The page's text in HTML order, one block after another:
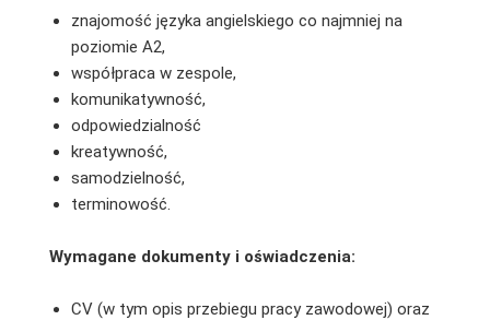
znajomość języka angielskiego co najmniej na
poziomie A2,
współpraca w zespole,
komunikatywność,
odpowiedzialność
kreatywność,
samodzielność,
terminowość.
Wymagane dokumenty i oświadczenia:
CV (w tym opis przebiegu pracy zawodowej) oraz